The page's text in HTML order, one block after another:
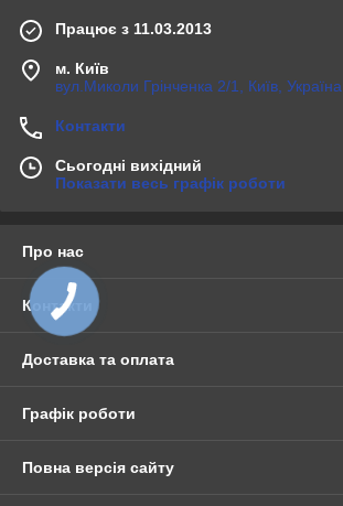
Працює з 11.03.2013
м. Київ
вул.Миколи Грінченка 2/1, Київ, Україна
Контакти
Сьогодні вихідний
Показати весь графік роботи
Про нас
Контакти
Доставка та оплата
Графік роботи
Повна версія сайту